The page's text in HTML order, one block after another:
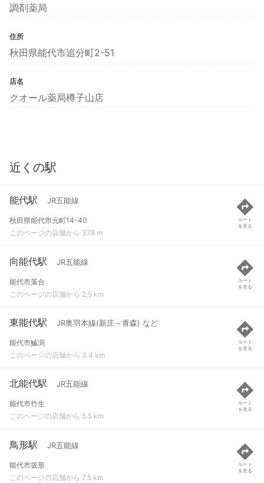
調剤薬局
住所
秋田県能代市追分町2-51
店名
クオール薬局樽子山店
近くの駅
能代駅 JR五能線
秋田県能代市元町14-40
このページの店舗から 378 m
ルート
を見る
向能代駅 JR五能線
能代市落合
このページの店舗から 2.5 km
ルート
を見る
東能代駅 JR奥羽本線(新庄～青森) など
能代市鰄渕
このページの店舗から 3.4 km
ルート
を見る
北能代駅 JR五能線
能代市竹生
このページの店舗から 5.5 km
ルート
を見る
鳥形駅 JR五能線
能代市坂形
このページの店舗から 7.5 km
ルート
を見る